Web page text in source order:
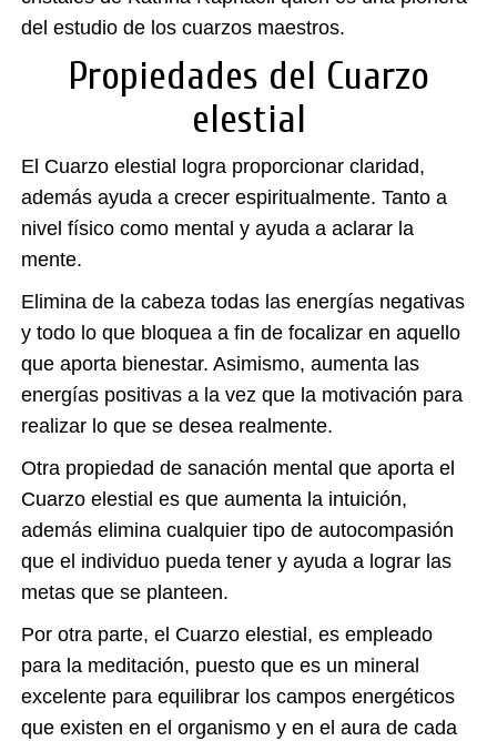
del estudio de los cuarzos maestros.
Propiedades del Cuarzo
elestial
El Cuarzo elestial logra proporcionar claridad,
además ayuda a crecer espiritualmente. Tanto a
nivel físico como mental y ayuda a aclarar la
mente.
Elimina de la cabeza todas las energías negativas
y todo lo que bloquea a fin de focalizar en aquello
que aporta bienestar. Asimismo, aumenta las
energías positivas a la vez que la motivación para
realizar lo que se desea realmente.
Otra propiedad de sanación mental que aporta el
Cuarzo elestial es que aumenta la intuición,
además elimina cualquier tipo de autocompasión
que el individuo pueda tener y ayuda a lograr las
metas que se planteen.
Por otra parte, el Cuarzo elestial, es empleado
para la meditación, puesto que es un mineral
excelente para equilibrar los campos energéticos
que existen en el organismo y en el aura de cada